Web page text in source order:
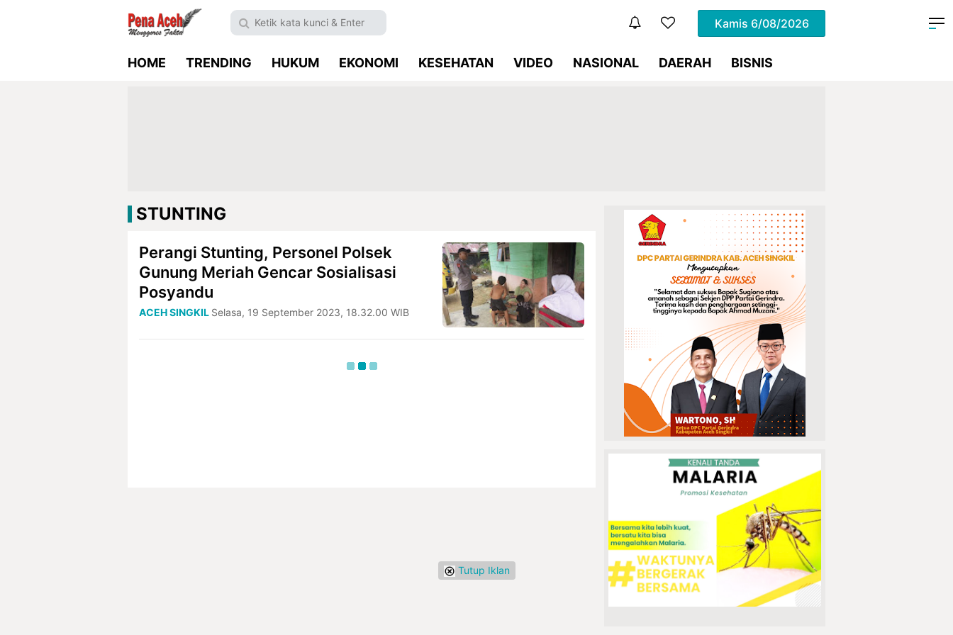
Kamis 6/08/2026
HOME TRENDING HUKUM EKONOMI KESEHATAN VIDEO NASIONAL DAERAH BISNIS
STUNTING
Perangi Stunting, Personel Polsek
Gunung Meriah Gencar Sosialisasi
Posyandu
ACEH SINGKIL Selasa, 19 September 2023, 18.32.00 WIB
Tutup Iklan